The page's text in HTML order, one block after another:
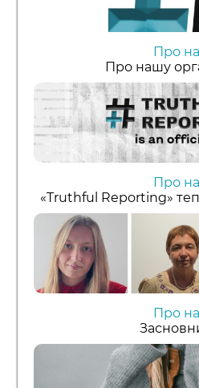
Про
Про нашу
Про
«Truthful Reporting»
Про